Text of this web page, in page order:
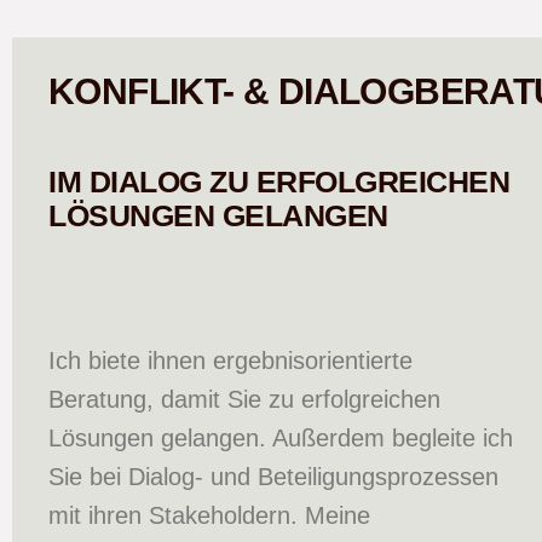
KONFLIKT- &
IM DIALOG ZU ERFOLGREICHEN
LÖSUNGEN GELANGEN
Ich biete ihnen ergebnisorientierte
Beratung, damit Sie zu erfolgreichen
Lösungen gelangen. Außerdem begleite ich
Sie bei Dialog- und Beteiligungsprozessen
mit ihren Stakeholdern. Meine